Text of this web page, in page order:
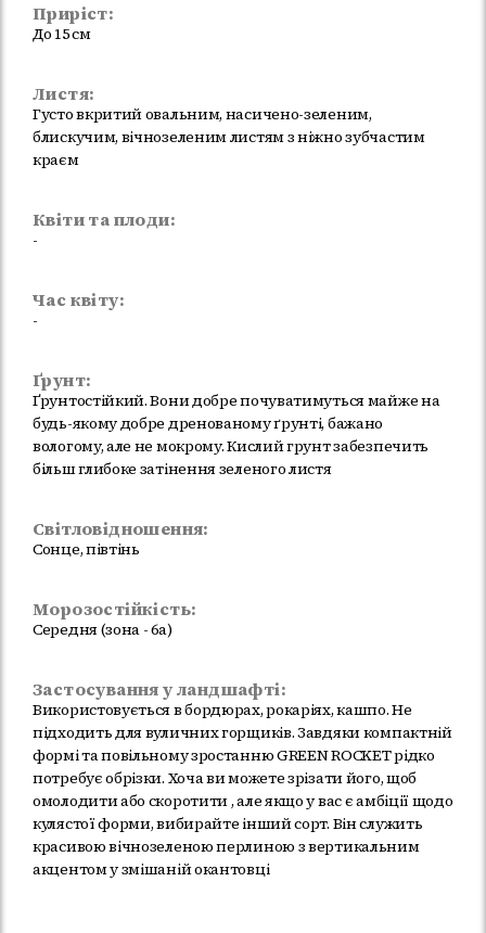
Приріст:
До 15 см
Листя:
Густо вкритий овальним, насичено-зеленим,
блискучим, вічнозеленим листям з ніжно зубчастим
краєм
Квіти та плоди:
-
Час квіту:
-
Ґрунт:
Ґрунтостійкий. Вони добре почуватимуться майже на
будь-якому добре дренованому ґрунті, бажано
вологому, але не мокрому. Кислий грунт забезпечить
більш глибоке затінення зеленого листя
Світловідношення:
Сонце, півтінь
Морозостійкість:
Середня (зона - 6а)
Застосування у ландшафті:
Використовується в бордюрах, рокаріях, кашпо. Не
підходить для вуличних горщиків. Завдяки компактній
формі та повільному зростанню GREEN ROCKET рідко
потребує обрізки. Хоча ви можете зрізати його, щоб
омолодити або скоротити , але якщо у вас є амбіції щодо
кулястої форми, вибирайте інший сорт. Він служить
красивою вічнозеленою перлиною з вертикальним
акцентом у змішаній окантовці